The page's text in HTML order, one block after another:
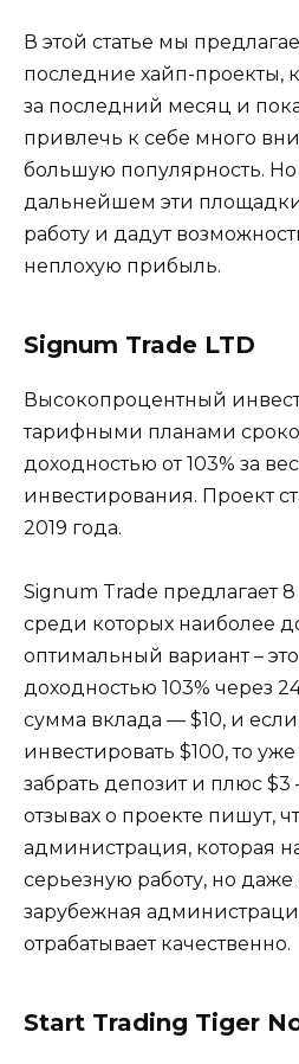
В этой статье мы
последние хайп-проекты,
за последний месяц и
привлечь к себе много
большую популярность.
дальнейшем эти
работу и дадут
неплохую прибыль.
Signum Trade LTD
Высокопроцентный
тарифными планами
доходностью от 103% за
инвестирования. Проект
2019 года.
Signum Trade предлагает
среди которых наиболее
оптимальный вариант – это
доходностью 103% через
сумма вклада — $10, и
инвестировать $100, то
забрать депозит и плюс
отзывах о проекте пишут,
администрация, которая
серьезную работу, но даже
зарубежная
отрабатывает качественно.
Start Trading Tiger